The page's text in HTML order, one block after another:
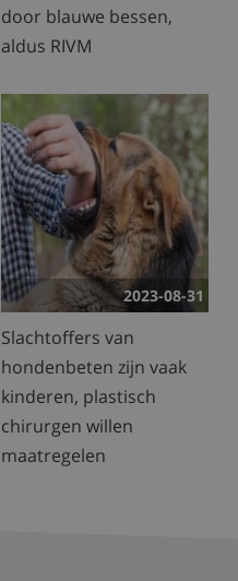
door blauwe bessen,
aldus RIVM
2023-08-31
Slachtoffers van
hondenbeten zijn vaak
kinderen, plastisch
chirurgen willen
maatregelen